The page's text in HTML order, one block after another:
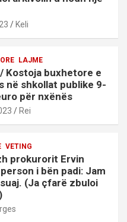
Keli
LAJME
Kostoja buxhetore e
në shkollat publike 9-
për nxënës
Rei
VETING
prokurorit Ervin
i bën padi: Jam
(Ja çfarë zbuloi